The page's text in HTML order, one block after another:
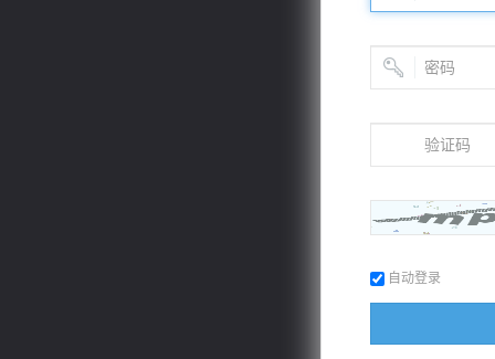
自动登录